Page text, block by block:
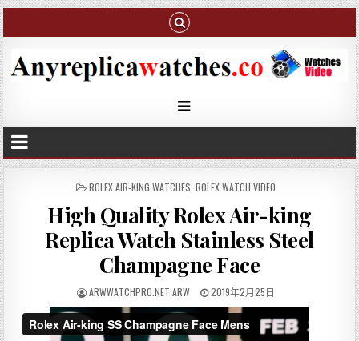
P
S
T
E
ROLEX AIR-KING WATCHES ROLEX WATCH VIDEO
High Quality Rolex Air-king
Replica Watch Stainless Steel
Champagne Face
ARWWATCHPRO.NET ARW 2019年2月25日